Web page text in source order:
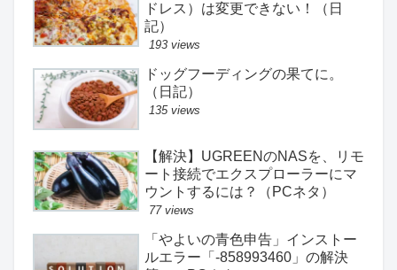
ドレス）は変更できない！（日
記）
193 views
ドッグフーディングの果てに。
（日記）
135 views
【解決】UGREENのNASを、リモ
ート接続でエクスプローラーにマ
ウントするには？（PCネタ）
77 views
「やよいの青色申告」インストー
ルエラー「-858993460」の解決